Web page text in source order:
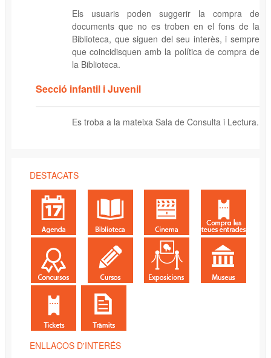
Els usuaris poden suggerir la compra de
documents que no es troben en el fons de la
Biblioteca, que siguen del seu interès, i sempre
que coincidisquen amb la política de compra de
la Biblioteca.
Secció infantil i Juvenil
Es troba a la mateixa Sala de Consulta i Lectura.
DESTACATS
ENLLAÇOS D'INTERÉS